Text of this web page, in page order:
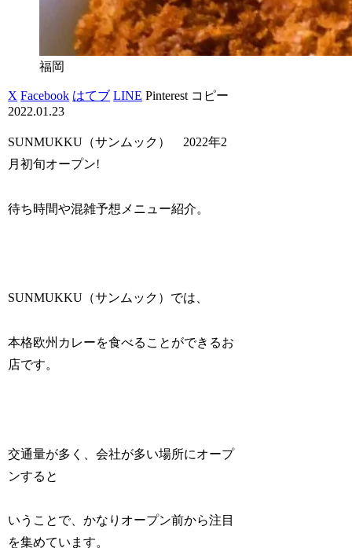
福岡
X Facebook はてブ LINE Pinterest コピー
2022.01.23
SUNMUKKU（サンムック） 2022年2
月初旬オープン!
待ち時間や混雑予想メニュー紹介。
SUNMUKKU（サンムック）では、
本格欧州カレーを食べることができるお
店です。
交通量が多く、会社が多い場所にオープ
ンすると
いうことで、かなりオープン前から注目
を集めています。